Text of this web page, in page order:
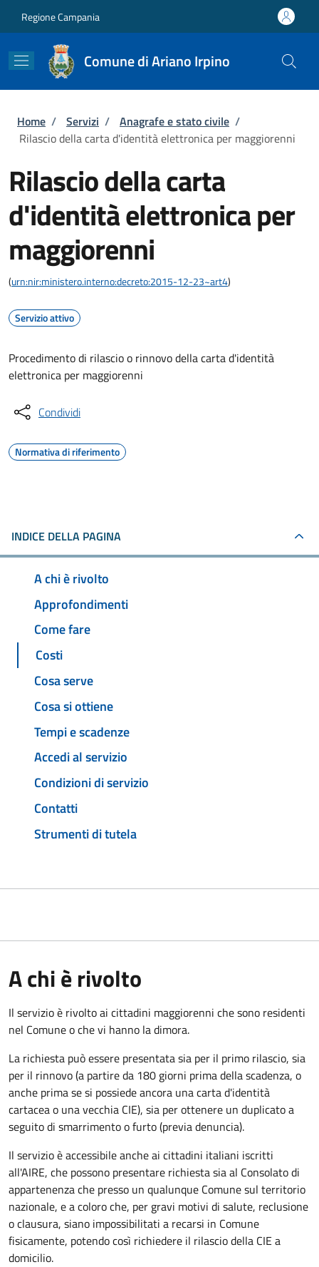
Regione Campania
Comune di Ariano Irpino
Briciole di pane
Home / Servizi / Anagrafe e stato civile /
Rilascio della carta d'identità elettronica per maggiorenni
Rilascio della carta
d'identità elettronica per
maggiorenni
(urn:nir:ministero.interno:decreto:2015-12-23~art4)
Servizio attivo
Procedimento di rilascio o rinnovo della carta d'identità
elettronica per maggiorenni
Condividi
Normativa di riferimento
INDICE DELLA PAGINA
A chi è rivolto
Approfondimenti
Come fare
Costi
Cosa serve
Cosa si ottiene
Tempi e scadenze
Accedi al servizio
Condizioni di servizio
Contatti
Strumenti di tutela
A chi è rivolto
Il servizio è rivolto ai cittadini maggiorenni che sono residenti
nel Comune o che vi hanno la dimora.
La richiesta può essere presentata sia per il primo rilascio, sia
per il rinnovo (a partire da 180 giorni prima della scadenza, o
anche prima se si possiede ancora una carta d'identità
cartacea o una vecchia CIE), sia per ottenere un duplicato a
seguito di smarrimento o furto (previa denuncia).
Il servizio è accessibile anche ai cittadini italiani iscritti
all'AIRE, che possono presentare richiesta sia al Consolato di
appartenenza che presso un qualunque Comune sul territorio
nazionale, e a coloro che, per gravi motivi di salute, reclusione
o clausura, siano impossibilitati a recarsi in Comune
fisicamente, potendo così richiedere il rilascio della CIE a
domicilio.